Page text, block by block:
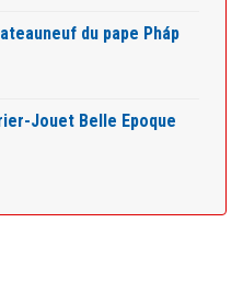
du pape Pháp
Jouet Belle Epoque